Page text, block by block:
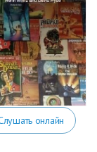
онлайн